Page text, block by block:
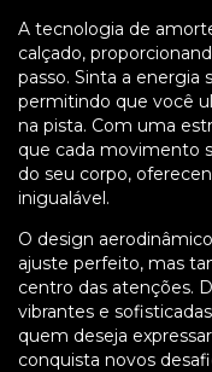
A tecnologia de
calçado,
passo. Sinta a energia
permitindo que você
na pista. Com uma
que cada movimento
do seu corpo,
inigualável.
O design
ajuste perfeito, mas
centro das atenções.
vibrantes e
quem deseja
conquista novos